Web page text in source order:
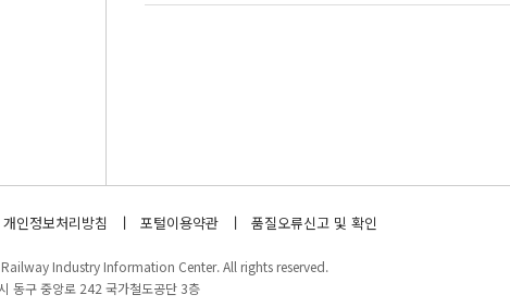
개인정보처리방침 포털이용약관 품질오류신고 및 확인
Industry Information Center. All rights reserved.
동구 중앙로 242 국가철도공단 3층